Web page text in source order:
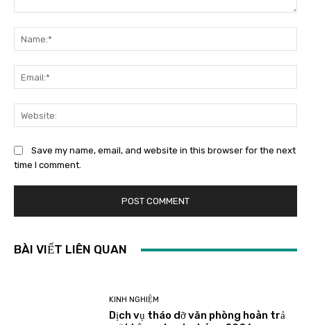
Save my name, email, and website in this browser for the next
time I comment.
BÀI VIẾT LIÊN QUAN
KINH NGHIỆM
Dịch vụ tháo dỡ văn phòng hoàn trả